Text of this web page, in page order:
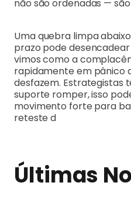
não são ordenadas —
Uma quebra limpa
prazo pode
vimos como a
rapidamente em pânico
desfazem. Estrategistas
suporte romper, isso
movimento forte para
reteste d
Últimas